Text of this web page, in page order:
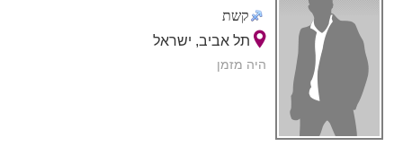
קשת
תל אביב, ישראל
היה מזמן